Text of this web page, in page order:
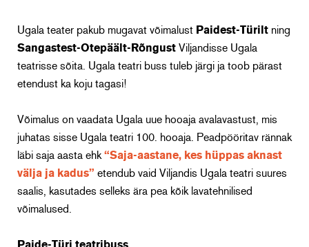
Ugala teater pakub mugavat võimalust Paidest-Türilt ning
Sangastest-Otepäält-Rõngust Viljandisse Ugala
teatrisse sõita. Ugala teatri buss tuleb järgi ja toob pärast
etendust ka koju tagasi!
Võimalus on vaadata Ugala uue hooaja avalavastust, mis
juhatas sisse Ugala teatri 100. hooaja. Peadpööritav rännak
läbi saja aasta ehk “Saja-aastane, kes hüppas aknast
välja ja kadus” etendub vaid Viljandis Ugala teatri suures
saalis, kasutades selleks ära pea kõik lavatehnilised
võimalused.